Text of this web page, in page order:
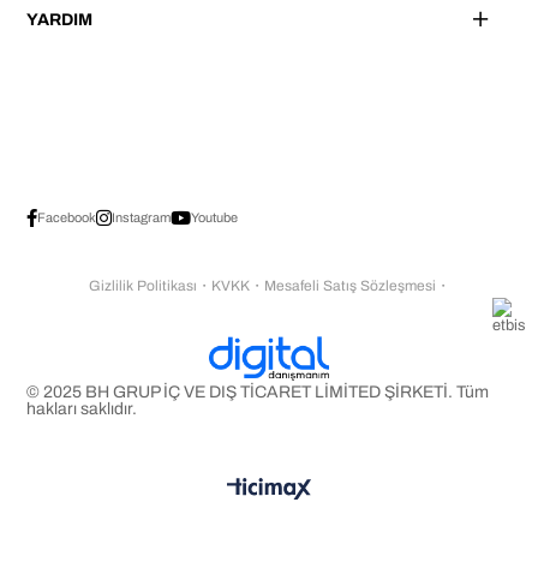
YARDIM
© 2025 BH GRUP İÇ VE DIŞ TİCARET LİMİTED ŞİRKETİ. Tüm
hakları saklıdır.
Facebook Instagram Youtube
Gizlilik Politikası ・ KVKK ・ Mesafeli Satış Sözleşmesi ・